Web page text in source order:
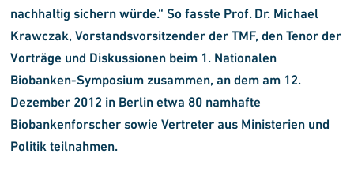
nachhaltig sichern würde.“ So fasste Prof. Dr. Michael
Krawczak, Vorstandsvorsitzender der TMF, den Tenor der
Vorträge und Diskussionen beim 1. Nationalen
Biobanken-Symposium zusammen, an dem am 12.
Dezember 2012 in Berlin etwa 80 namhafte
Biobankenforscher sowie Vertreter aus Ministerien und
Politik teilnahmen.